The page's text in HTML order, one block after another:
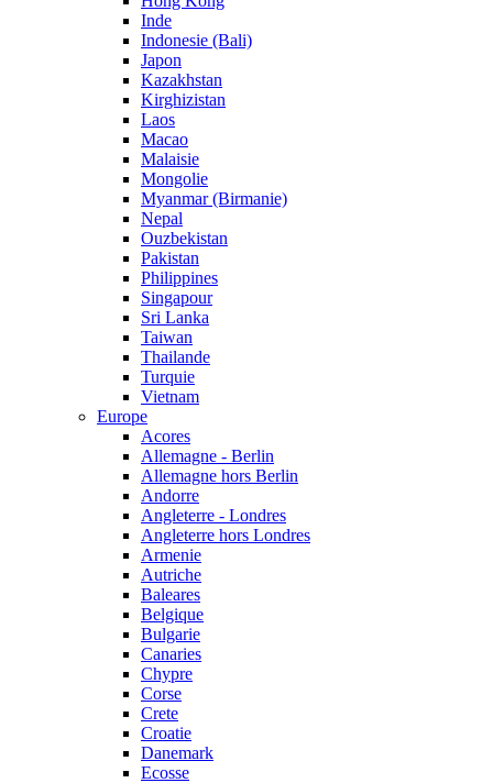
Inde
Indonesie (Bali)
Japon
Kazakhstan
Kirghizistan
Laos
Macao
Malaisie
Mongolie
Myanmar (Birmanie)
Nepal
Ouzbekistan
Pakistan
Philippines
Singapour
Sri Lanka
Taiwan
Thailande
Turquie
Vietnam
Europe
Acores
Allemagne - Berlin
Allemagne hors Berlin
Andorre
Angleterre - Londres
Angleterre hors Londres
Armenie
Autriche
Baleares
Belgique
Bulgarie
Canaries
Chypre
Corse
Crete
Croatie
Danemark
Ecosse